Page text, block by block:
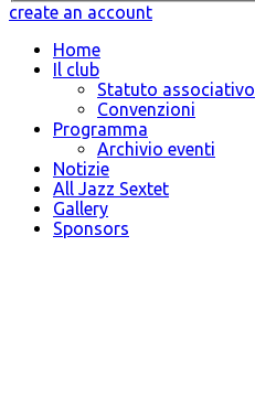
create an account
Home
Il club
Statuto associativo
Convenzioni
Programma
Archivio eventi
Notizie
All Jazz Sextet
Gallery
Sponsors